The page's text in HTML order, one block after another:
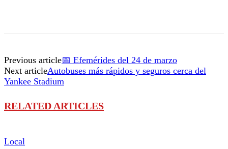
Previous article📅 Efemérides del 24 de marzo
Next articleAutobuses más rápidos y seguros cerca del
Yankee Stadium
RELATED ARTICLES
Local